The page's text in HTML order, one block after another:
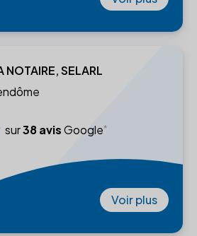
NOTAIRE, SELARL
sur38 avisGoogle
Voir plus